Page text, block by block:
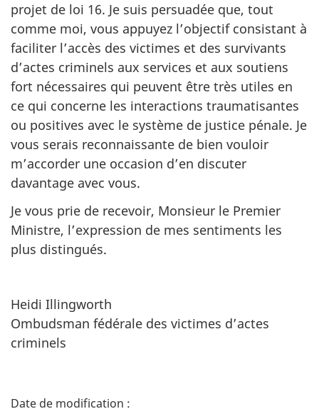
projet de loi 16. Je suis persuadée que, tout
comme moi, vous appuyez l’objectif consistant à
faciliter l’accès des victimes et des survivants
d’actes criminels aux services et aux soutiens
fort nécessaires qui peuvent être très utiles en
ce qui concerne les interactions traumatisantes
ou positives avec le système de justice pénale. Je
vous serais reconnaissante de bien vouloir
m’accorder une occasion d’en discuter
davantage avec vous.
Je vous prie de recevoir, Monsieur le Premier
Ministre, l’expression de mes sentiments les
plus distingués.
Heidi Illingworth
Ombudsman fédérale des victimes d’actes
criminels
D